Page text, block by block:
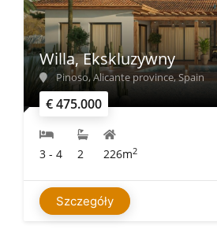
€ 475.000
Willa, Ekskluzywny
Pinoso, Alicante province, Spain
3 - 4 2 226m2
Szczegóły